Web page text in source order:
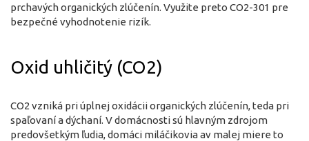
prchavých organických zlúčenín. Využite preto CO2-301 pre
bezpečné vyhodnotenie rizík.
Oxid uhličitý (CO2)
CO2 vzniká pri úplnej oxidácii organických zlúčenín, teda pri
spaľovaní a dýchaní. V domácnosti sú hlavným zdrojom
predovšetkým ľudia, domáci miláčikovia av malej miere to